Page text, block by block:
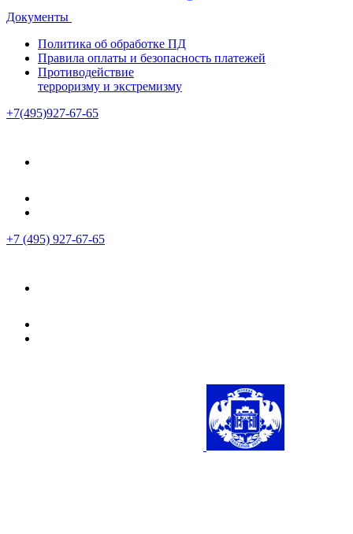
Документы
Политика об обработке ПД
Правила оплаты и безопасность платежей
Противодействие
терроризму и экстремизму
+7(495)927-67-65
+7 (495) 927-67-65